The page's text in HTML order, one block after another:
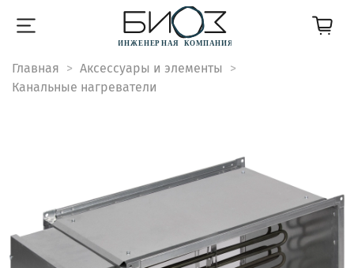
Главная
Аксессуары и элементы
Канальные нагреватели